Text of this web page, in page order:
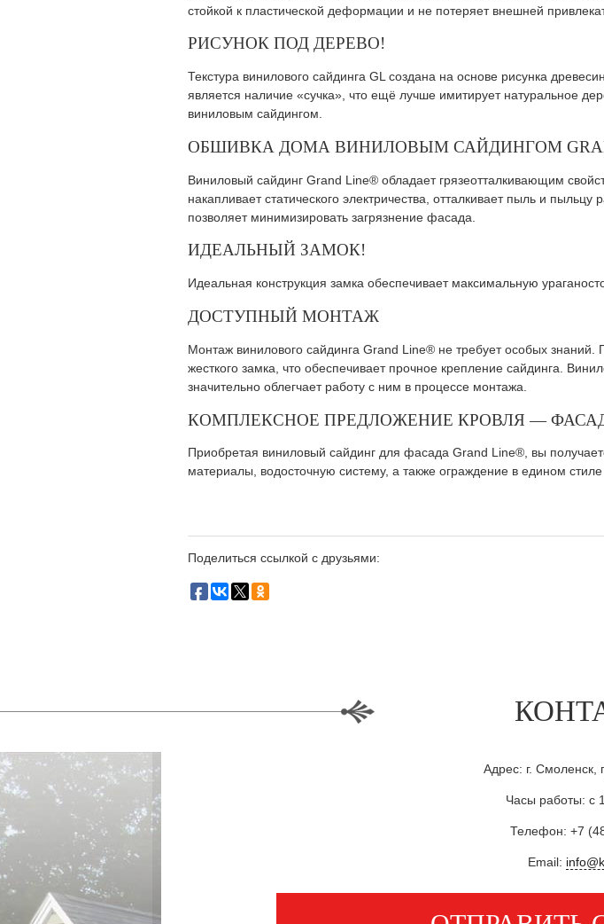
стойкой к пластической деформации и не потеряет внешней
РИСУНОК ПОД ДЕРЕВО!
Текстура винилового сайдинга GL создана на основе рисунка
является наличие «сучка», что ещё лучше имитирует натуральное
виниловым сайдингом.
ОБШИВКА ДОМА ВИНИЛОВЫМ САЙДИНГОМ
Виниловый сайдинг Grand Line® обладает грязеотталкивающим
накапливает статического электричества, отталкивает пыль и
позволяет минимизировать загрязнение фасада.
ИДЕАЛЬНЫЙ ЗАМОК!
Идеальная конструкция замка обеспечивает максимальную
ДОСТУПНЫЙ МОНТАЖ
Монтаж винилового сайдинга Grand Line® не требует особых
жесткого замка, что обеспечивает прочное крепление сайдинга.
значительно облегчает работу с ним в процессе монтажа.
КОМПЛЕКСНОЕ ПРЕДЛОЖЕНИЕ КРОВЛЯ —
Приобретая виниловый сайдинг для фасада Grand Line®, вы
материалы, водосточную систему, а также ограждение в едином
Поделиться ссылкой с друзьями:
Адрес: г. Смоленск,
Часы работы: с
Телефон: +7
Email: